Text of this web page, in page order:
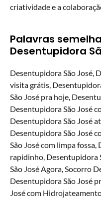
criatividade e a
Palavras
Desentupidora
Desentupidora São José,
visita grátis,
São José pra hoje,
Desentupidora São José
Desentupidora São José
Desentupidora São José
São José com limpa
rapidinho, Desentupidora
São José Agora, Socorro
Desentupidora São José
José com